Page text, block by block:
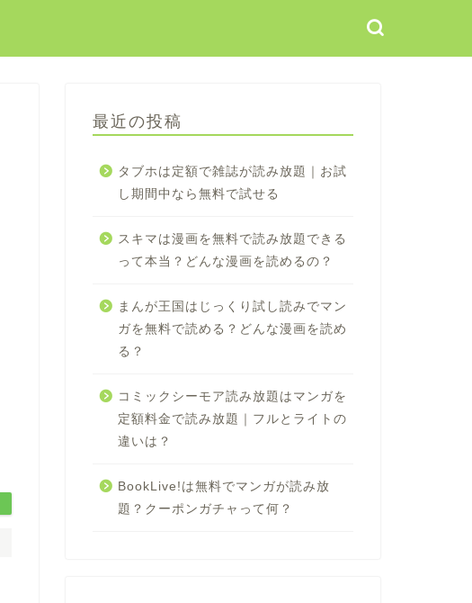
最近の投稿
タブホは定額で雑誌が読み放題｜お試
し期間中なら無料で試せる
スキマは漫画を無料で読み放題できる
って本当？どんな漫画を読めるの？
まんが王国はじっくり試し読みでマン
ガを無料で読める？どんな漫画を読め
る？
コミックシーモア読み放題はマンガを
定額料金で読み放題｜フルとライトの
違いは？
BookLive!は無料でマンガが読み放
題？クーポンガチャって何？